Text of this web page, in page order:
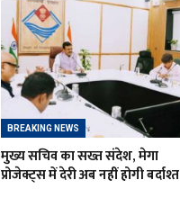
BREAKING NEWS
मुख्य सचिव का सख्त संदेश, मेगा
प्रोजेक्ट्स में देरी अब नहीं होगी बर्दाश्त